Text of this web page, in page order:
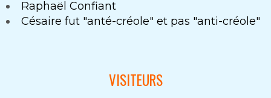
Raphaël Confiant
Césaire fut "anté-créole" et pas "anti-créole"
VISITEURS